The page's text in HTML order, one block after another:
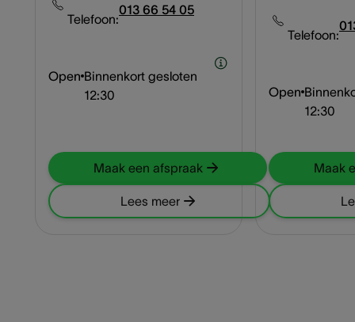
Telefoon:
013 66 54 05
Open Binnenkort gesloten
12:30
Maak een afspraak
Lees meer
Telefoon:
Open
12:30
Maak